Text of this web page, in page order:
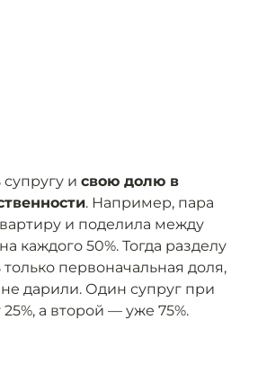
и свою долю в
. Например, пара
и поделила между
каждого 50%. Тогда разделу
первоначальная доля,
дарили. Один супруг при
а второй — уже 75%.